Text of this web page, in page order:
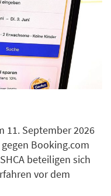
11. September 2026
Booking.com
beteiligen sich
vor dem